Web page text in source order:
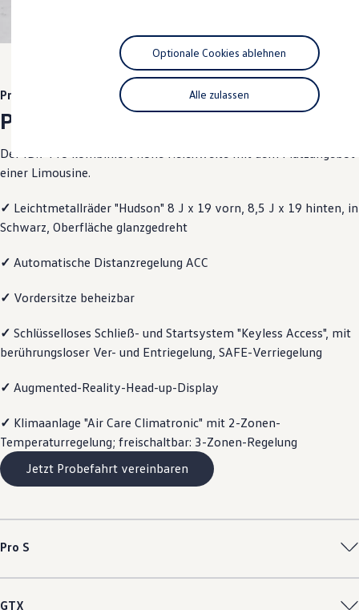
Driving Experience
Volkswagen entdecken
Werkbesichtigung
Factory visit
Lifestyle Shop
T-Roc Kollektion
we drive football
#wedriveproud
Besitzer und Service
Software Updates
Inspektion und HU/AU
Räder und Reifen
Pannen- und Unfallhilfe
Volkswagen Teile
Zubehör
Schutz und Pflege
Transport
Entertainment und Elektronik
Individualisieren
Wallbox und Ladekabel
Volkswagen Apps, Login und Shop
Vorgängermodelle
Pro
Pro
Der ID.7 Pro kombiniert hohe Reichweite mit dem Platzangebot
einer Limousine.
✓ Leichtmetallräder "Hudson" 8 J x 19 vorn, 8,5 J x 19 hinten, in
Schwarz, Oberfläche glanzgedreht
✓ Automatische Distanzregelung ACC
✓ Vordersitze beheizbar
✓ Schlüsselloses Schließ- und Startsystem "Keyless Access", mit
berührungsloser Ver- und Entriegelung, SAFE-Verriegelung
✓ Augmented-Reality-Head-up-Display
✓ Klimaanlage "Air Care Climatronic" mit 2-Zonen-
Temperaturregelung; freischaltbar: 3-Zonen-Regelung
Jetzt Probefahrt vereinbaren
Pro S
GTX
Alle zulassen
Optionale Cookies ablehnen